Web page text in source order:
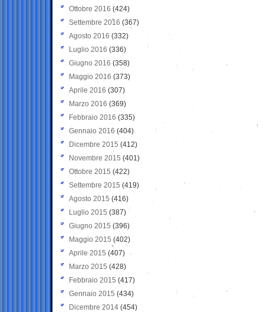
Ottobre 2016 (424)
Settembre 2016 (367)
Agosto 2016 (332)
Luglio 2016 (336)
Giugno 2016 (358)
Maggio 2016 (373)
Aprile 2016 (307)
Marzo 2016 (369)
Febbraio 2016 (335)
Gennaio 2016 (404)
Dicembre 2015 (412)
Novembre 2015 (401)
Ottobre 2015 (422)
Settembre 2015 (419)
Agosto 2015 (416)
Luglio 2015 (387)
Giugno 2015 (396)
Maggio 2015 (402)
Aprile 2015 (407)
Marzo 2015 (428)
Febbraio 2015 (417)
Gennaio 2015 (434)
Dicembre 2014 (454)